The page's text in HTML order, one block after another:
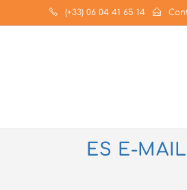
(+33) 06 04 41 65 14
ES E-